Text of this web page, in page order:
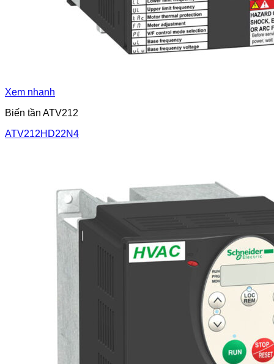
Xem nhanh
Biến tần ATV212
ATV212HD22N4